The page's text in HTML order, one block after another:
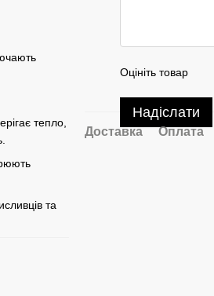
тепло,
та
Оцініть товар
Надіслати
Доставка Оплата